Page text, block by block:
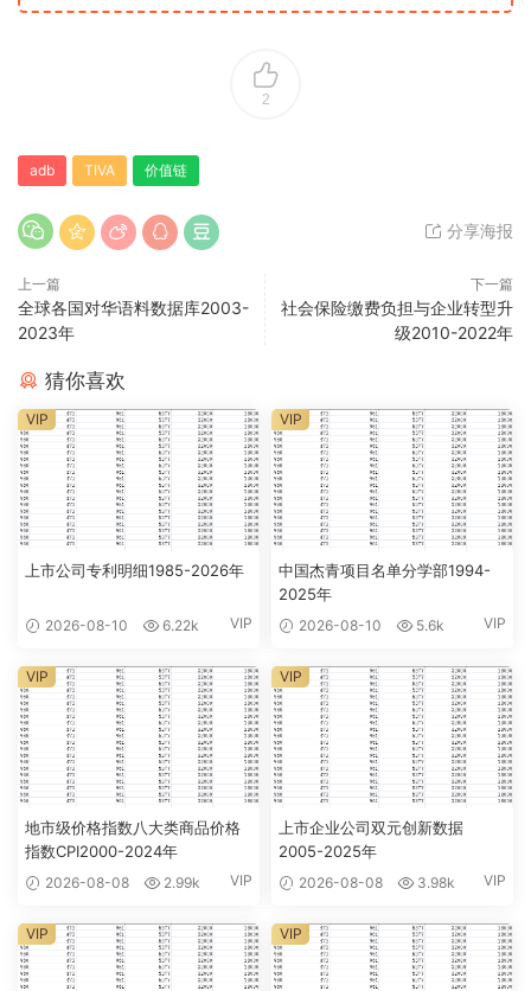
2
adb TIVA 价值链
分享海报
上一篇
全球各国对华语料数据库2003-
2023年
下一篇
社会保险缴费负担与企业转型升
级2010-2022年
猜你喜欢
上市公司专利明细1985-2026年
2026-08-10 6.22k VIP
VIP
中国杰青项目名单分学部1994-
2025年
2026-08-10 5.6k VIP
VIP
地市级价格指数八大类商品价格
指数CPI2000-2024年
2026-08-08 2.99k VIP
VIP
上市企业公司双元创新数据
2005-2025年
2026-08-08 3.98k VIP
VIP
VIP VIP